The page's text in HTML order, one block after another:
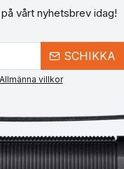
vårt nyhetsbrev idag!
SCHIKKA
Allmänna villkor